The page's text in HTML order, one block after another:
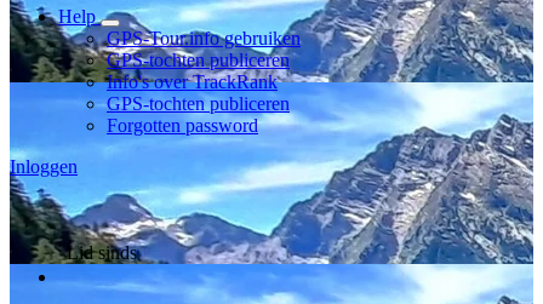
Help
GPS-Tour.info gebruiken
GPS-tochten publiceren
Info's over TrackRank
GPS-tochten publiceren
Forgotten password
Inloggen
Lid sinds